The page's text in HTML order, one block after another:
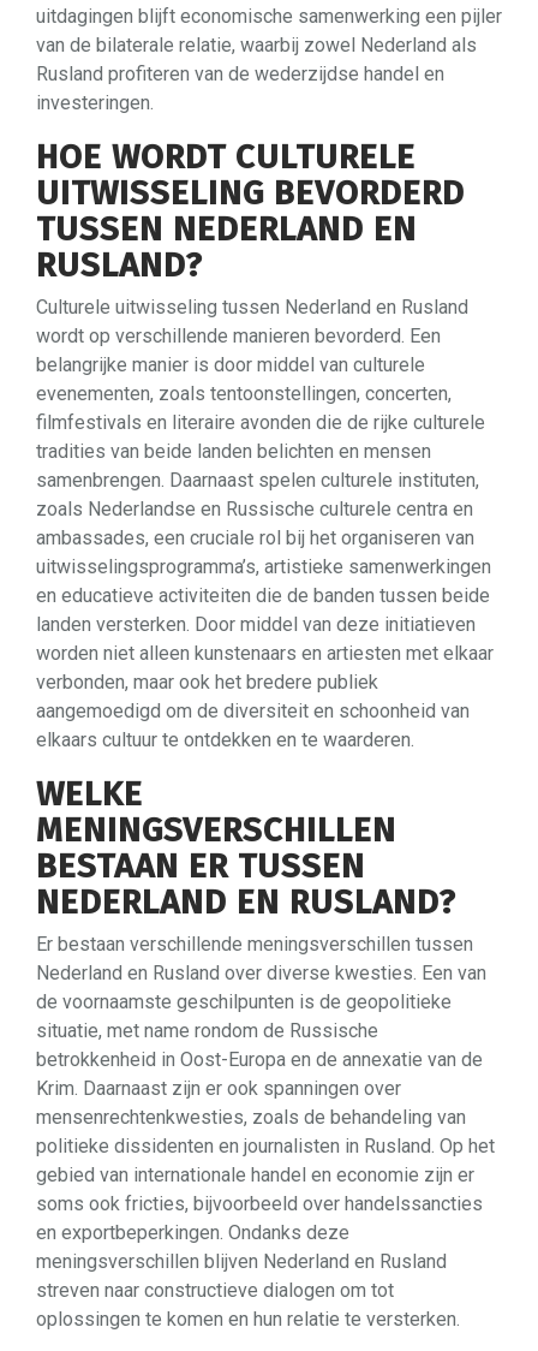
uitdagingen blijft economische samenwerking een pijler
van de bilaterale relatie, waarbij zowel Nederland als
Rusland profiteren van de wederzijdse handel en
investeringen.
HOE WORDT CULTURELE
UITWISSELING BEVORDERD
TUSSEN NEDERLAND EN
RUSLAND?
Culturele uitwisseling tussen Nederland en Rusland
wordt op verschillende manieren bevorderd. Een
belangrijke manier is door middel van culturele
evenementen, zoals tentoonstellingen, concerten,
filmfestivals en literaire avonden die de rijke culturele
tradities van beide landen belichten en mensen
samenbrengen. Daarnaast spelen culturele instituten,
zoals Nederlandse en Russische culturele centra en
ambassades, een cruciale rol bij het organiseren van
uitwisselingsprogramma’s, artistieke samenwerkingen
en educatieve activiteiten die de banden tussen beide
landen versterken. Door middel van deze initiatieven
worden niet alleen kunstenaars en artiesten met elkaar
verbonden, maar ook het bredere publiek
aangemoedigd om de diversiteit en schoonheid van
elkaars cultuur te ontdekken en te waarderen.
WELKE
MENINGSVERSCHILLEN
BESTAAN ER TUSSEN
NEDERLAND EN RUSLAND?
Er bestaan verschillende meningsverschillen tussen
Nederland en Rusland over diverse kwesties. Een van
de voornaamste geschilpunten is de geopolitieke
situatie, met name rondom de Russische
betrokkenheid in Oost-Europa en de annexatie van de
Krim. Daarnaast zijn er ook spanningen over
mensenrechtenkwesties, zoals de behandeling van
politieke dissidenten en journalisten in Rusland. Op het
gebied van internationale handel en economie zijn er
soms ook fricties, bijvoorbeeld over handelssancties
en exportbeperkingen. Ondanks deze
meningsverschillen blijven Nederland en Rusland
streven naar constructieve dialogen om tot
oplossingen te komen en hun relatie te versterken.